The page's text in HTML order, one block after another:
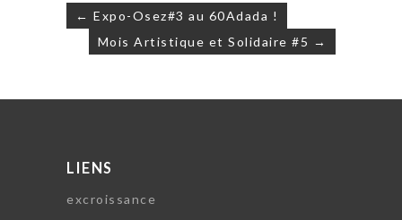
Navigation
de
l’article
← Expo-Osez#3 au 60Adada !
Mois Artistique et Solidaire #5 →
LIENS
excroissance